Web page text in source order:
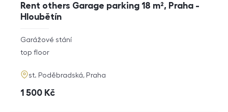
Rent others Garage parking 18 m², Praha -
Hloubětín
rozměry
disposition
Garážové stání
funkce
top floor
adresa
st. Poděbradská, Praha
cena
1 500 Kč